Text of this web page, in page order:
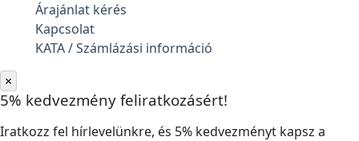
Árajánlat kérés
Kapcsolat
KATA / Számlázási információ
×
5% kedvezmény feliratkozásért!
Iratkozz fel hírlevelünkre, és 5% kedvezményt kapsz a